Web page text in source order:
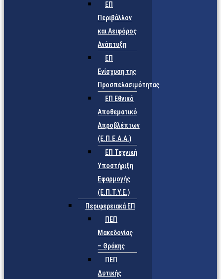
ΕΠ
Περιβάλλον
και Αειφόρος
Ανάπτυξη
ΕΠ
Ενίσχυση της
Προσπελασιμότητας
ΕΠ Εθνικό
Αποθεματικό
Απροβλέπτων
(Ε.Π.Ε.Α.Α.)
ΕΠ Τεχνική
Υποστήριξη
Εφαρμογής
(Ε.Π.Τ.Υ.Ε.)
Περιφερειακά ΕΠ
ΠΕΠ
Μακεδονίας
– Θράκης
ΠΕΠ
Δυτικής